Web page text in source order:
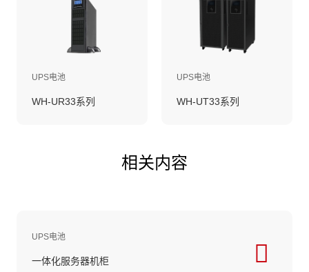
UPS电池
WH-UR33系列
UPS电池
WH-UT33系列
相关内容
UPS电池
一体化服务器机柜